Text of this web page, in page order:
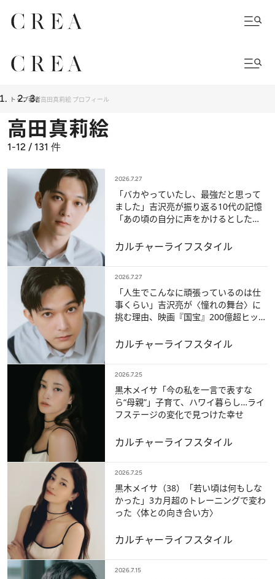
トップ著者高田真莉絵 プロフィール
高田真莉絵
1-12 / 131 件
2026.7.27
「バカやっていたし、最強だと思って
ました」吉沢亮が振り返る10代の記憶
「あの頃の自分に声をかけるとした
カルチャーライフスタイル
2026.7.27
「人生でこんなに頑張っているのは仕
事くらい」吉沢亮が〈憧れの舞台〉に
挑む理由、映画『国宝』200億超ヒット
カルチャーライフスタイル
2026.7.25
黒木メイサ「今の私を一言で表すな
ら“母親”」子育て、ハワイ暮らし…ライ
フステージの変化で見つけた幸せ
カルチャーライフスタイル
2026.7.25
黒木メイサ（38）「若い頃は何もしな
かった」3カ月超のトレーニングで変わ
った〈体との向き合い方〉
カルチャーライフスタイル
2026.7.15